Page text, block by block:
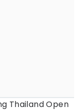
Thailand Open